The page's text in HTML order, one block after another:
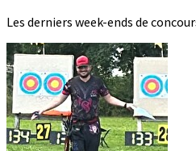
Les derniers week-ends de